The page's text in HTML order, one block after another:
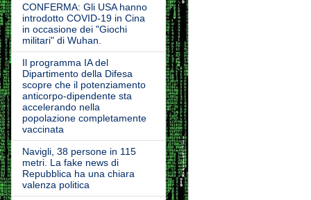
CONFERMA: Gli USA hanno
introdotto COVID-19 in Cina
in occasione dei "Giochi
militari" di Wuhan.
Il programma IA del
Dipartimento della Difesa
scopre che il potenziamento
anticorpo-dipendente sta
accelerando nella
popolazione completamente
vaccinata
Navigli, 38 persone in 115
metri. La fake news di
Repubblica ha una chiara
valenza politica